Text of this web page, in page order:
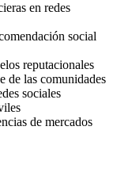
en redes
social
reputacionales
de las comunidades
sociales
de mercados